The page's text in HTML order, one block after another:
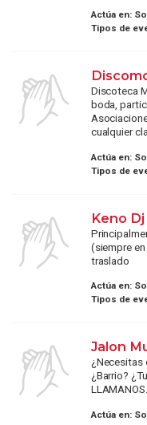
Actúa en:
Tipos de
Discoteca
boda,
cualquier
Actúa en:
Tipos de
Keno Dj
(siempre
traslado
Actúa en:
Tipos de
Jalon
¿Necesitas
¿Barrio?
LLAMANOS.
Actúa en: